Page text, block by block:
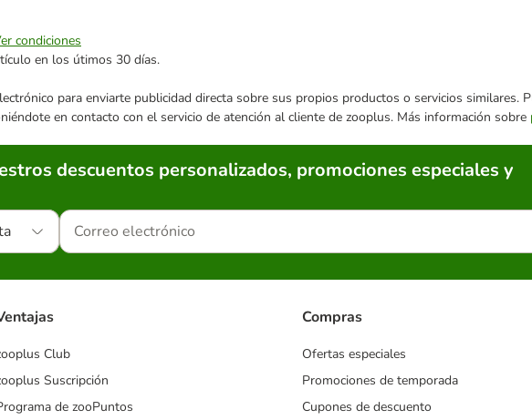
condiciones
en los útimos 30 días.
para enviarte publicidad directa sobre sus propios productos o servicios
en contacto con el servicio de atención al cliente de zooplus. Más información sobre
descuentos personalizados, promociones especiales y
Club
Suscripción
de zooPuntos
Compras
Ofertas especiales
Promociones de temporada
Cupones de descuento